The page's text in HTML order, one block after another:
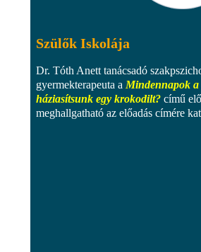
Szülők Iskolája
Dr. Tóth Anett tanácsadó
gyermekterapeuta a Mindennapok a
háziasítsunk egy krokodilt? című
meghallgatható az előadás címére